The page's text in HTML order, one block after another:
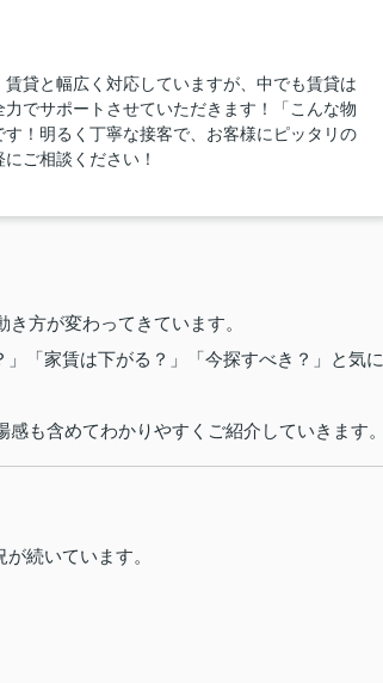
貸と幅広く対応していますが、中でも賃貸は
でサポートさせていただきます！「こんな物
！明るく丁寧な接客で、お客様にピッタリの
ご相談ください！
方が変わってきています。
「家賃は下がる？」「今探すべき？」と気に
も含めてわかりやすくご紹介していきます
続いています。